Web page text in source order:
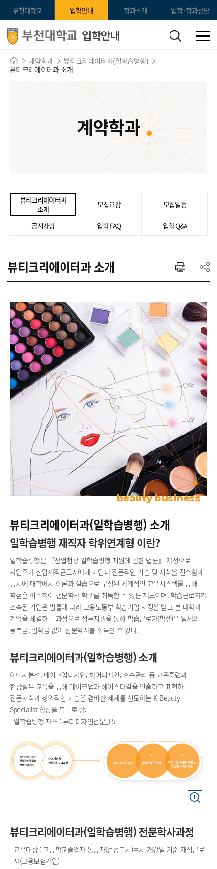
부천대학교 입학안내 학과소개 입학·학과상담
입학안내
계약학과
뷰티크리에이터과(일학습병행)
뷰티크리에이터과 소개
계약학과
뷰티크리에이터과
소개
모집요강 모집일정
공지사항 입학 FAQ 입학 Q&A
뷰티크리에이터과 소개
beauty business
뷰티크리에이터과(일학습병행) 소개
일학습병행 재직자 학위연계형 이란?
일학습병행은 『산업현장 일학습병행 지원에 관한 법률』 제정으로
사업주가 신입재직근로자에게 기업내 전문적인 기술 및 지식을 전수함과
동시에 대학에서 이론과 실습으로 구성된 체계적인 교육시스템을 통해
학점을 이수하여 전문학사 학위를 취득할 수 있는 제도이며, 학습근로자가
소속된 기업은 법률에 따라 고용노동부 학습기업 지정을 받고 본 대학과
계약을 체결하는 과정으로 정부지원을 통해 학습근로자(학생)은 일체의
등록금, 입학금 없이 전문학사를 취득할 수 있다.
뷰티크리에이터과(일학습병행) 소개
이미지분석, 메이크업디자인, 헤어디자인, 후속관리 등 교육훈련과
현장실무 교육을 통해 메이크업과 헤어스타일을 연출하고 표현하는
전문지식과 창의적인 기술을 겸비한 세계를 선도하는 K-Beauty
Specialist 양성을 목표로 함.
일학습병행 자격 : 뷰티디자인전문_L5
뷰티크리에이터과(일학습병행) 전문학사과정
교육대상 : 고등학교졸업자 동등자(검정고시)로서 개강일 기준 재직근로
자(고용보험가입)